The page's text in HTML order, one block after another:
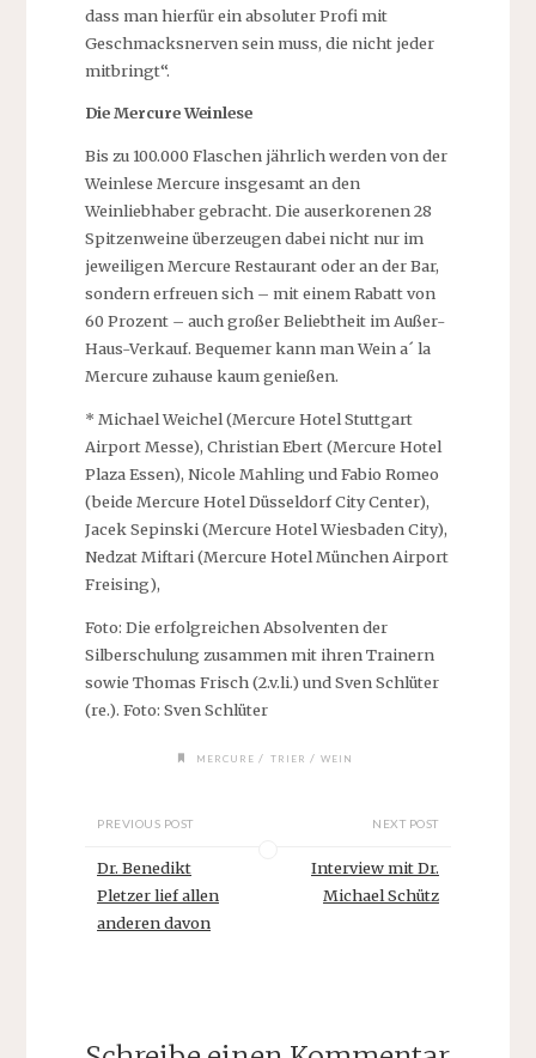
dass man hierfür ein absoluter Profi mit
Geschmacksnerven sein muss, die nicht jeder
mitbringt“.
Die Mercure Weinlese
Bis zu 100.000 Flaschen jährlich werden von der
Weinlese Mercure insgesamt an den
Weinliebhaber gebracht. Die auserkorenen 28
Spitzenweine überzeugen dabei nicht nur im
jeweiligen Mercure Restaurant oder an der Bar,
sondern erfreuen sich – mit einem Rabatt von
60 Prozent – auch großer Beliebtheit im Außer-
Haus-Verkauf. Bequemer kann man Wein a´ la
Mercure zuhause kaum genießen.
* Michael Weichel (Mercure Hotel Stuttgart
Airport Messe), Christian Ebert (Mercure Hotel
Plaza Essen), Nicole Mahling und Fabio Romeo
(beide Mercure Hotel Düsseldorf City Center),
Jacek Sepinski (Mercure Hotel Wiesbaden City),
Nedzat Miftari (Mercure Hotel München Airport
Freising),
Foto: Die erfolgreichen Absolventen der
Silberschulung zusammen mit ihren Trainern
sowie Thomas Frisch (2.v.li.) und Sven Schlüter
(re.). Foto: Sven Schlüter
MERCURE / TRIER / WEIN
PREVIOUS POST
Dr. Benedikt
Pletzer lief allen
anderen davon
NEXT POST
Interview mit Dr.
Michael Schütz